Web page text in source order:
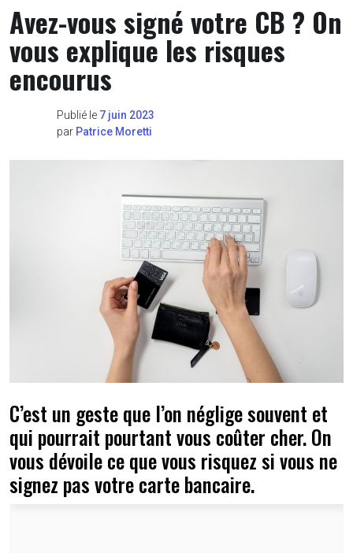
Avez-vous signé votre CB ? On
vous explique les risques
encourus
Publié le 7 juin 2023
par Patrice Moretti
C’est un geste que l’on néglige souvent et
qui pourrait pourtant vous coûter cher. On
vous dévoile ce que vous risquez si vous ne
signez pas votre carte bancaire.